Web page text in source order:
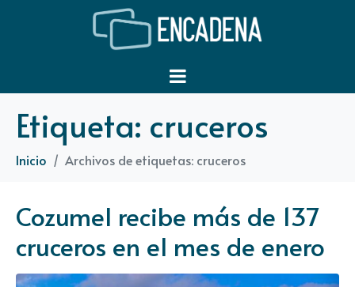
Etiqueta: cruceros
Inicio Archivos de etiquetas: cruceros
Cozumel recibe más de 137
cruceros en el mes de enero